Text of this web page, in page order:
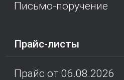
Письмо-поручение
Прайс-листы
Прайс от 06.08.2026